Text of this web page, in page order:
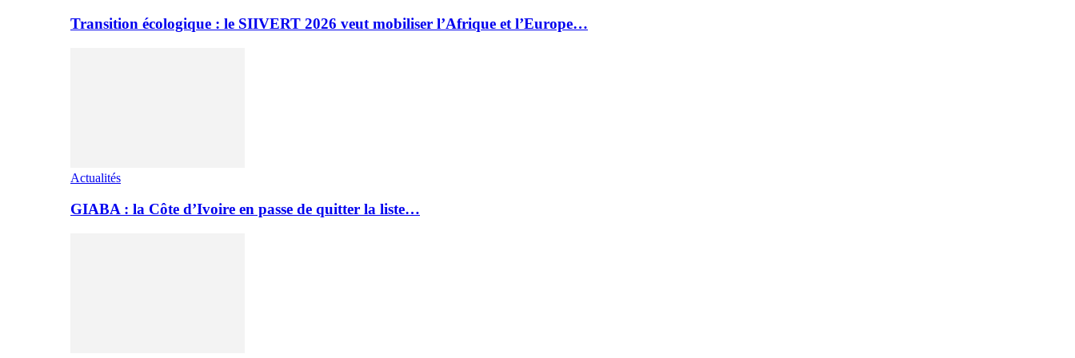
Transition écologique : le SIIVERT 2026 veut mobiliser l’Afrique et l’Europe…
Actualités
GIABA : la Côte d’Ivoire en passe de quitter la liste…